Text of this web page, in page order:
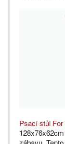
Psací stůl For